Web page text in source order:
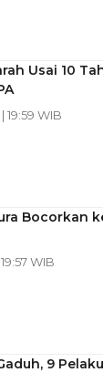
Usai 10
19:59 WIB
Bocorkan
WIB
9